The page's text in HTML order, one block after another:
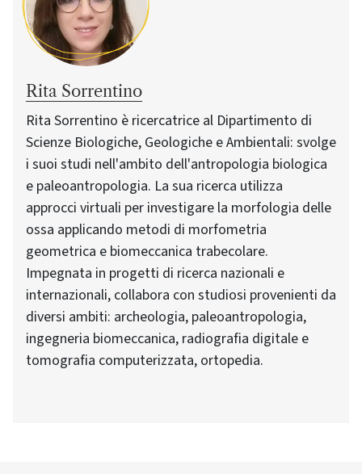
Rita Sorrentino
Rita Sorrentino è ricercatrice al Dipartimento di
Scienze Biologiche, Geologiche e Ambientali: svolge
i suoi studi nell'ambito dell'antropologia biologica
e paleoantropologia. La sua ricerca utilizza
approcci virtuali per investigare la morfologia delle
ossa applicando metodi di morfometria
geometrica e biomeccanica trabecolare.
Impegnata in progetti di ricerca nazionali e
internazionali, collabora con studiosi provenienti da
diversi ambiti: archeologia, paleoantropologia,
ingegneria biomeccanica, radiografia digitale e
tomografia computerizzata, ortopedia.